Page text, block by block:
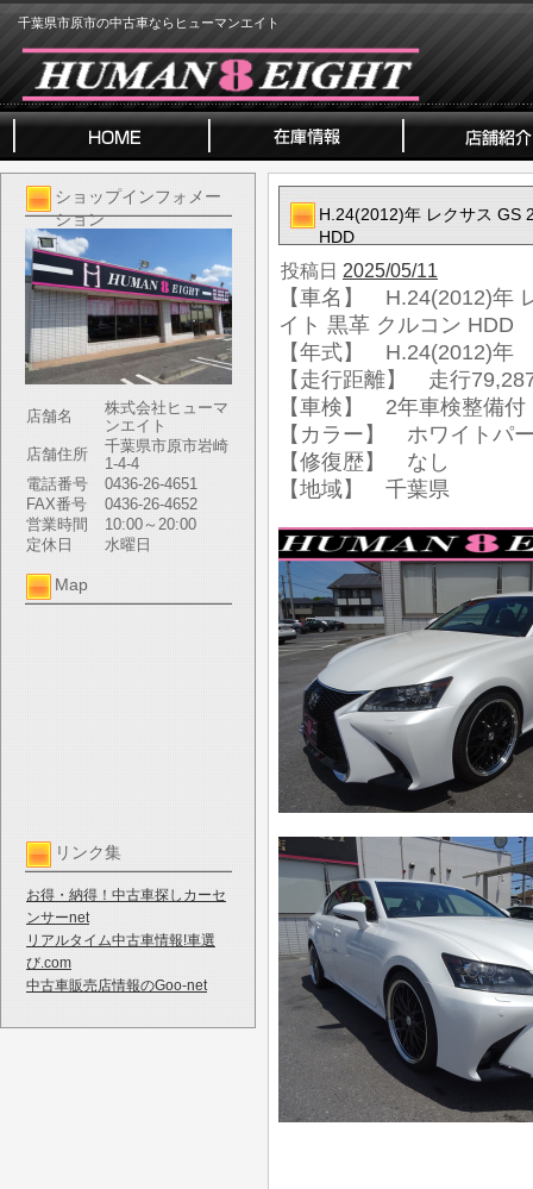
千葉県市原市の中古車ならヒューマンエイト
ショップインフォメー
ション
店舗名
株式会社ヒューマ
ンエイト
店舗住所
千葉県市原市岩崎
1-4-4
電話番号
0436-26-4651
FAX番号
0436-26-4652
営業時間
10:00～20:00
定休日
水曜日
Map
リンク集
お得・納得！中古車探しカーセ
ンサーnet
リアルタイム中古車情報!車選
び.com
中古車販売店情報のGoo-net
H.24(2012)年 レクサス GS
HDD
投稿日 2025/05/11
【車名】 H.24(2012)年
イト 黒革 クルコン HDD
【年式】 H.24(2012)年
【走行距離】 走行
【車検】 2年車検整備付
【カラー】 ホワイトパ
【修復歴】 なし
【地域】 千葉県